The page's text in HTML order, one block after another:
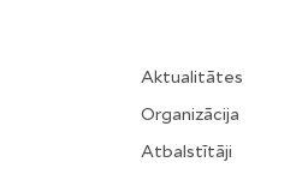
Aktualitātes
Organizācija
Atbalstītāji